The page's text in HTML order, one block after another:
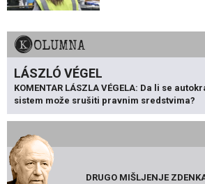
KOLUMNA
LÁSZLÓ VÉGEL
KOMENTAR LÁSZLA VÉGELA: Da li se
sistem može srušiti pravnim sredstvima?
DRUGO MIŠLJENJE